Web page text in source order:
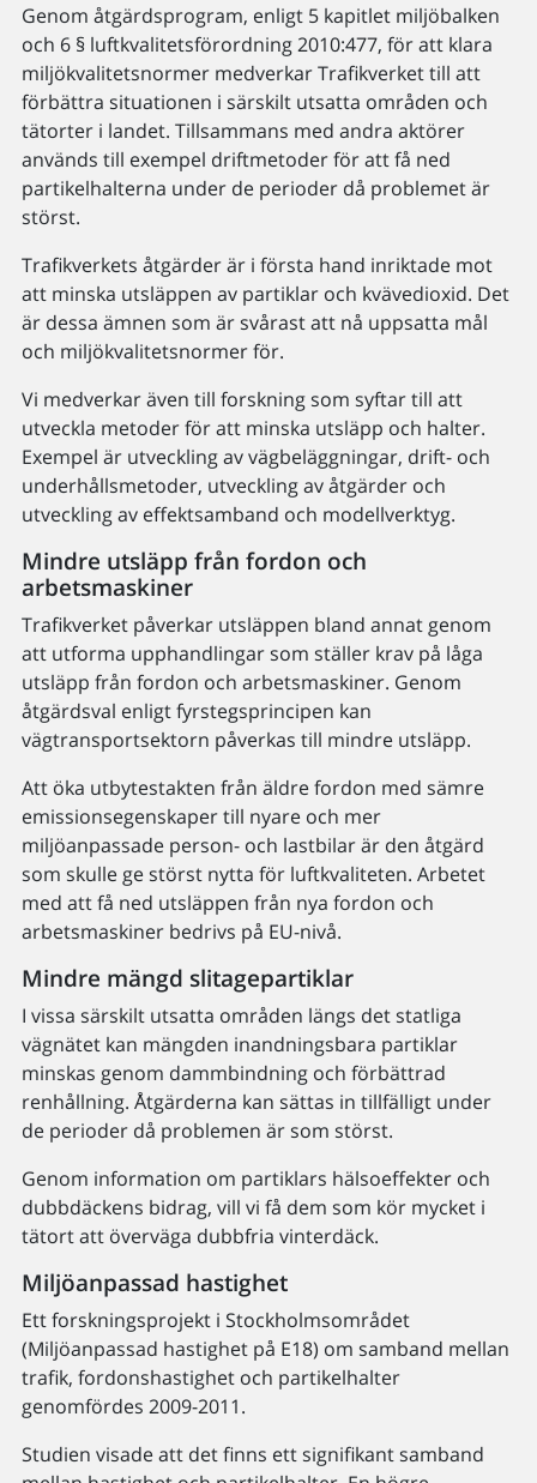
Genom åtgärdsprogram, enligt 5 kapitlet miljöbalken
och 6 § luftkvalitetsförordning 2010:477, för att klara
miljökvalitetsnormer medverkar Trafikverket till att
förbättra situationen i särskilt utsatta områden och
tätorter i landet. Tillsammans med andra aktörer
används till exempel driftmetoder för att få ned
partikelhalterna under de perioder då problemet är
störst.
Trafikverkets åtgärder är i första hand inriktade mot
att minska utsläppen av partiklar och kvävedioxid. Det
är dessa ämnen som är svårast att nå uppsatta mål
och miljökvalitetsnormer för.
Vi medverkar även till forskning som syftar till att
utveckla metoder för att minska utsläpp och halter.
Exempel är utveckling av vägbeläggningar, drift- och
underhållsmetoder, utveckling av åtgärder och
utveckling av effektsamband och modellverktyg.
Mindre utsläpp från fordon och
arbetsmaskiner
Trafikverket påverkar utsläppen bland annat genom
att utforma upphandlingar som ställer krav på låga
utsläpp från fordon och arbetsmaskiner. Genom
åtgärdsval enligt fyrstegsprincipen kan
vägtransportsektorn påverkas till mindre utsläpp.
Att öka utbytestakten från äldre fordon med sämre
emissionsegenskaper till nyare och mer
miljöanpassade person- och lastbilar är den åtgärd
som skulle ge störst nytta för luftkvaliteten. Arbetet
med att få ned utsläppen från nya fordon och
arbetsmaskiner bedrivs på EU-nivå.
Mindre mängd slitagepartiklar
I vissa särskilt utsatta områden längs det statliga
vägnätet kan mängden inandningsbara partiklar
minskas genom dammbindning och förbättrad
renhållning. Åtgärderna kan sättas in tillfälligt under
de perioder då problemen är som störst.
Genom information om partiklars hälsoeffekter och
dubbdäckens bidrag, vill vi få dem som kör mycket i
tätort att överväga dubbfria vinterdäck.
Miljöanpassad hastighet
Ett forskningsprojekt i Stockholmsområdet
(Miljöanpassad hastighet på E18) om samband mellan
trafik, fordonshastighet och partikelhalter
genomfördes 2009-2011.
Studien visade att det finns ett signifikant samband